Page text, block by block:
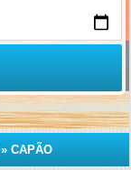
» CAPÃO